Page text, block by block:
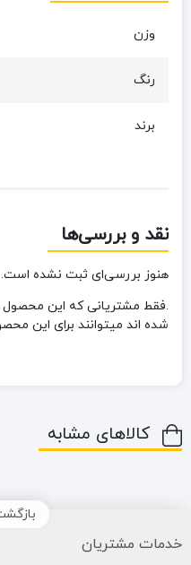
وزن
رنگ
برند
نقد و بررسی‌ها
هنوز بررسی‌ای ثبت نشده است.
.فقط مشتریانی که این محصول
شده اند میتوانند برای این
کالاهای مشابه
خدمات مشتریان